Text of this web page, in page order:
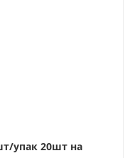
упак 20шт на